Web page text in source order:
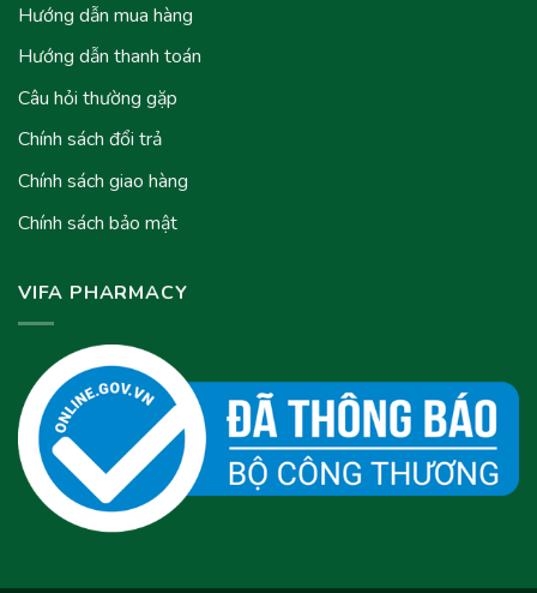
Hướng dẫn mua hàng
Hướng dẫn thanh toán
Câu hỏi thường gặp
Chính sách đổi trả
Chính sách giao hàng
Chính sách bảo mật
VIFA PHARMACY